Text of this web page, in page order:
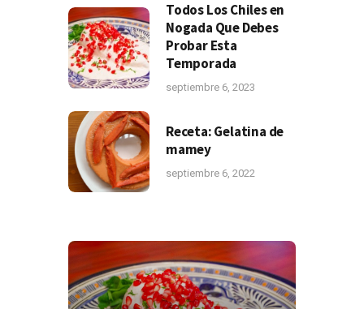
Todos Los Chiles en
Nogada Que Debes
Probar Esta
Temporada
septiembre 6, 2023
Receta: Gelatina de
mamey
septiembre 6, 2022